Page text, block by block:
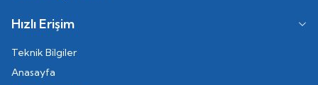
Hızlı Erişim
Teknik Bilgiler
Anasayfa